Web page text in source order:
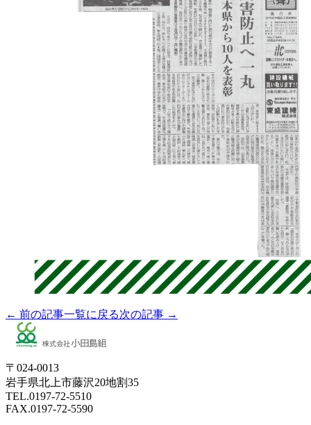
← 前の記事一覧に戻る次の記事 →
〒024-0013
岩手県北上市藤沢20地割35
TEL.0197-72-5510
FAX.0197-72-5590